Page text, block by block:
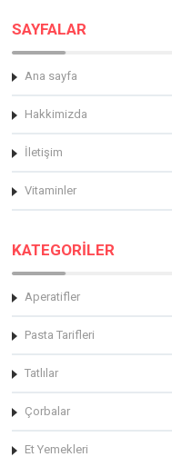
SAYFALAR
Ana sayfa
Hakkimizda
İletişim
Vitaminler
KATEGORİLER
Aperatifler
Pasta Tarifleri
Tatlılar
Çorbalar
Et Yemekleri